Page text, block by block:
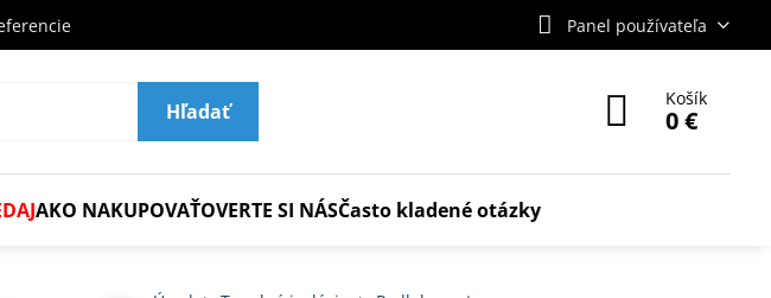
Panel používateľa
Hľadať
Košík
0 €
AKO NAKUPOVAŤOVERTE SI NÁSČasto kladené otázky